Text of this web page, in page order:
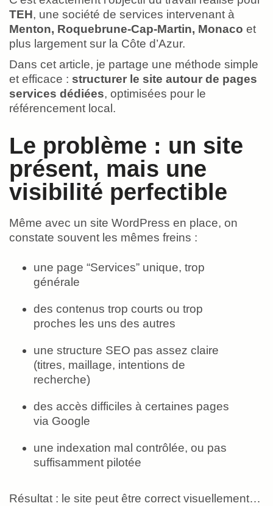
TEH, une société de services intervenant à
Menton, Roquebrune-Cap-Martin, Monaco et
plus largement sur la Côte d’Azur.
Dans cet article, je partage une méthode simple
et efficace : structurer le site autour de pages
services dédiées, optimisées pour le
référencement local.
Le problème : un site
présent, mais une
visibilité perfectible
Même avec un site WordPress en place, on
constate souvent les mêmes freins :
une page “Services” unique, trop
générale
des contenus trop courts ou trop
proches les uns des autres
une structure SEO pas assez claire
(titres, maillage, intentions de
recherche)
des accès difficiles à certaines pages
via Google
une indexation mal contrôlée, ou pas
suffisamment pilotée
Résultat : le site peut être correct visuellement…